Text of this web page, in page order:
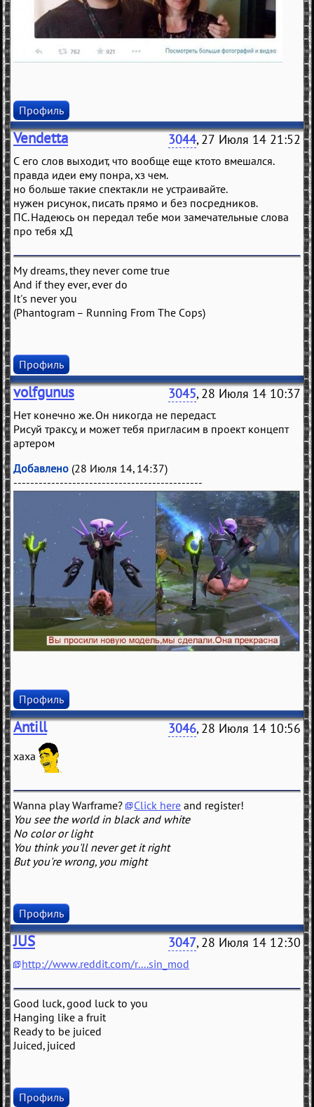
Профиль
Vendetta 3044, 27 Июля 14 21:52
С его слов выходит, что вообще еще ктото вмешался.
правда идеи ему понра, хз чем.
но больше такие спектакли не устраивайте.
нужен рисунок, писать прямо и без посредников.
ПС. Надеюсь он передал тебе мои замечательные слова
про тебя хД
My dreams, they never come true
And if they ever, ever do
It's never you
(Phantogram – Running From The Cops)
Профиль
volfgunus 3045, 28 Июля 14 10:37
Нет конечно же. Он никогда не передаст.
Рисуй траксу, и может тебя пригласим в проект концепт
артером
Добавлено (28 Июля 14, 14:37)
---------------------------------------------
Профиль
Antill 3046, 28 Июля 14 10:56
хаха
Wanna play Warframe? Click here and register!
You see the world in black and white
No color or light
You think you'll never get it right
But you're wrong, you might
Профиль
JUS 3047, 28 Июля 14 12:30
http://www.reddit.com/r....sin_mod
Good luck, good luck to you
Hanging like a fruit
Ready to be juiced
Juiced, juiced
Профиль